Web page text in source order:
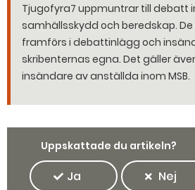
Tjugofyra7 uppmuntrar till debatt
samhällsskydd och beredskap.
framförs i debattinlägg och
skribenternas egna. Det gäller
insändare av anställda inom MSB.
Uppskattade du artikeln?
Ja Nej